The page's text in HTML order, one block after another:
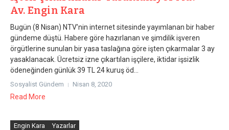
Av. Engin Kara
Bugün (8 Nisan) NTV’nin internet sitesinde yayımlanan bir haber
gündeme düştü. Habere göre hazırlanan ve şimdilik işveren
örgütlerine sunulan bir yasa taslağına göre işten çıkarmalar 3 ay
yasaklanacak. Ücretsiz izne çıkartılan işçilere, iktidar işsizlik
ödeneğinden günlük 39 TL 24 kuruş öd...
Sosyalist Gündem Nisan 8, 2020
Read More
Engin Kara Yazarlar